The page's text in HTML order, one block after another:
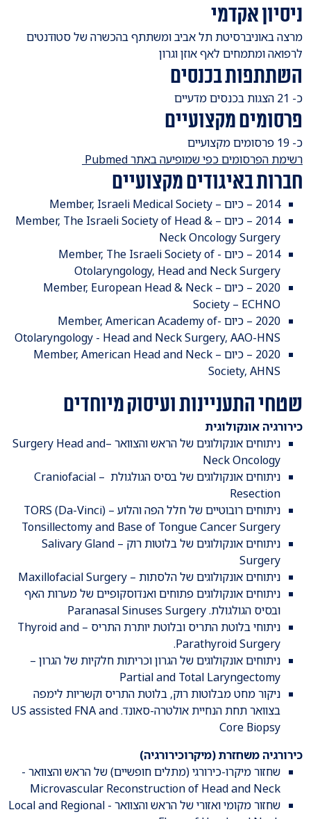
ניסיון אקדמי
​מרצה באוניברסיטת תל אביב ומשתתף בהכשרה של סטודנטים
לרפואה ומתמחים לאף אוזן וגרון
השתתפות בכנסים
​כ- 21 הצגות בכנסים מדעיים
פרסומים מקצועיים
כ- 19 פרסומים מקצועיים
רשימת הפרסומים כפי שמופיעה באתר Pubmed
חברות באיגודים מקצועיים
​2014 – כיום – Member, Israeli Medical Society
2014 – כיום – Member, The Israeli Society of Head &
Neck Oncology Surgery
2014 – כיום - Member, The Israeli Society of
Otolaryngology, Head and Neck Surgery
2020 – כיום – Member, European Head & Neck
Society – ECHNO
2020 – כיום -Member, American Academy of
Otolaryngology - Head and Neck Surgery, AAO-HNS
2020 – כיום – Member, American Head and Neck
Society, AHNS
שטחי התעניינות ועיסוק מיוחדים
כירורגיה אונקולוגית
ניתוחים אונקולוגים של הראש והצוואר –Surgery Head and
Neck Oncology
ניתוחים אונקולוגים של בסיס הגולגולת – Craniofacial
Resection
ניתוחים רובוטיים של חלל הפה והלוע – TORS (Da-Vinci)
Tonsillectomy and Base of Tongue Cancer Surgery
ניתוחים אונקולוגים של בלוטות רוק – Salivary Gland
Surgery
ניתוחים אונקולוגים של הלסתות – Maxillofacial Surgery
ניתוחים אונקולוגים פתוחים ואנדוסקופיים של מערות האף
ובסיס הגולגולת. Paranasal Sinuses Surgery
ניתוחי בלוטת התריס ובלוטת יותרת התריס – Thyroid and
Parathyroid Surgery.
ניתוחים אונקולוגים של הגרון וכריתות חלקיות של הגרון –
Partial and Total Laryngectomy
ניקור מחט מבלוטות רוק, בלוטת התריס וקשריות לימפה
בצוואר תחת הנחיית אולטרה-סאונד. US assisted FNA and
Core Biopsy
כירורגיה משחזרת (מיקרוכירורגיה)
שחזור מיקרו-כירורגי (מתלים חופשיים) של הראש והצוואר -
Microvascular Reconstruction of Head and Neck
שחזור מקומי ואזורי של הראש והצוואר - Local and Regional